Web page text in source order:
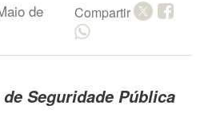
de
Compartir
Seguridade Pública